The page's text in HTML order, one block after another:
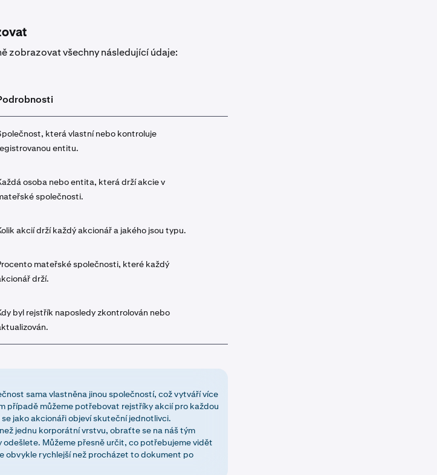
zobrazovat všechny následující údaje:
která vlastní nebo kontroluje
entitu.
osoba nebo entita, která drží akcie v
společnosti.
akcií drží každý akcionář a jakého jsou typu.
mateřské společnosti, které každý
drží.
byl rejstřík naposledy zkontrolován nebo
sama vlastněna jinou společností, což vytváří více
případě můžeme potřebovat rejstříky akcií pro každou
jako akcionáři objeví skuteční jednotlivci.
jednu korporátní vrstvu, obraťte se na náš tým
Můžeme přesně určit, co potřebujeme vidět
obvykle rychlejší než procházet to dokument po